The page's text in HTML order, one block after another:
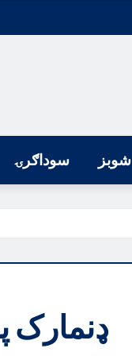
سوداګرۍ شوبز
ډنمارک